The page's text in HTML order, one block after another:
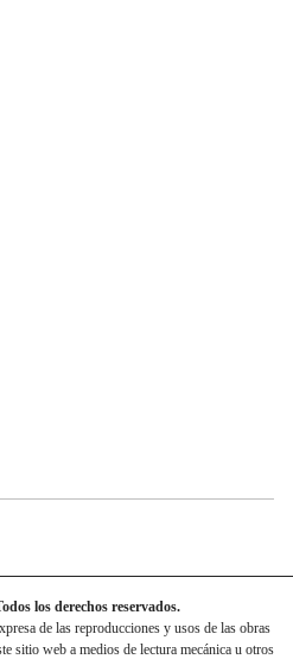
los derechos reservados.
de las reproducciones y usos de las obras
sitio web a medios de lectura mecánica u otros